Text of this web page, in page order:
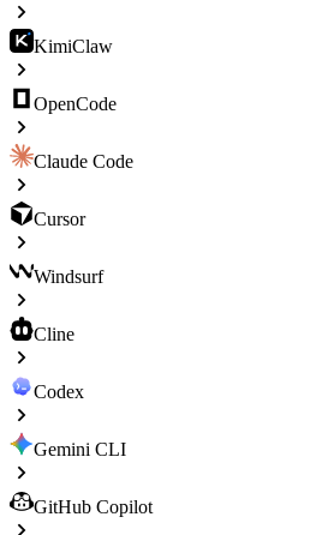
KimiClaw
OpenCode
Claude Code
Cursor
Windsurf
Cline
Codex
Gemini CLI
GitHub Copilot